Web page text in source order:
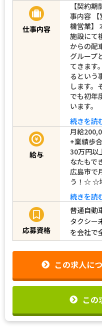
仕事内容
【契約
事内容 【
機営業】
施設にて
からの配
グループ
てきます
るという
します。
でも初年
います。
続きを読
給与
月給
+業績歩
30万円以
なたもで
広島市で
う！☆ ☆
続きを読
応募資格
普通自動
タクシー
を会社で
この求人に
この